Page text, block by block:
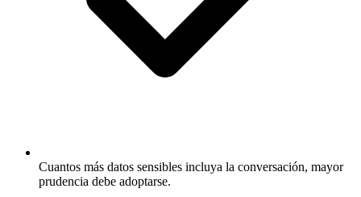
Cuantos más datos sensibles incluya la conversación, mayor
prudencia debe adoptarse.